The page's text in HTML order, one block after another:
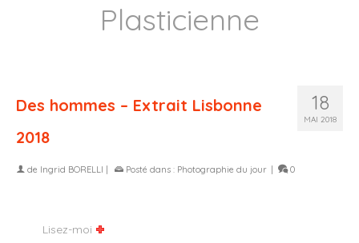
Plasticienne
18
MAI 2018
Des hommes – Extrait Lisbonne
2018
de Ingrid BORELLI Posté dans : Photographie du jour 0
Lisez-moi